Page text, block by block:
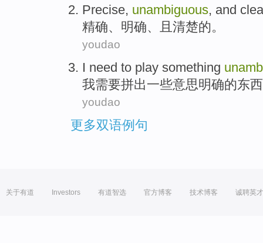
Precise, unambiguous, and
精确、 明确、 且 清楚的。
youdao
I need to play something
我需要拼出一些意思明确的东
youdao
更多双语例句
关于有道 Investors 有道智选 官方博客 技术博客 诚聘英才